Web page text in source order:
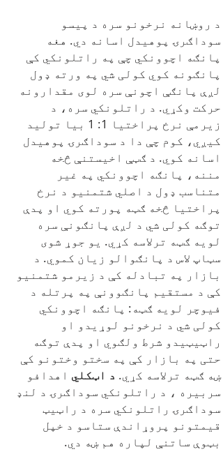
د روښانه نرخونو سره د پیسو
سوداګرۍ پوهیدل اسانه دي. هغه
پانګه اچوونکي چې په راتلونکي کې
پانګونه کوي کولی شي په ورته ډول
لږې پانګې اچونې سره لوی مقدارونه
حرکت وکړي. د راتلونکي سره، د
زیرمې نرخ پراختیا 1: 1 بیا تولید
کیږي، کوم چې دا د سوداګرۍ پوهیدل
اسانه کوي. د ګټې اخیستنې څخه
مننه، پانګه اچوونکي په غیر
متناسب ډول د اصلي شتمنیو د نرخ
پراختیا څخه ګټه پورته کوي او پدې
توګه کولی شي د لږې پانګونې سره
لویه ګټه ترلاسه کړي. یو جوړ شوی
سټاپ لاس د پانګوالو زیان کموي. د
بازار په تبادله کې د زیرمو شتمنیو
کې د مستقیم پانګوونې په پرتله د
فیوچر لویه ګټه: پانګه اچوونکي
کولی شي د نرخونو لوړیدو او
راټیټیدو شرط ولګوي او پدې توګه
حتی په بازار کې په سختو وختونو کې
ښه ګټه ترلاسه کړي. د اټکلي اهدافو
سربیره ، د راتلونکي سوداګرۍ د لنډ
سوداګرۍ راتلونکي سره د راټیټ
قیمتونو پروړاندې ستاسو د خپل
بټوې ساتنې لپاره هم ښه دي.